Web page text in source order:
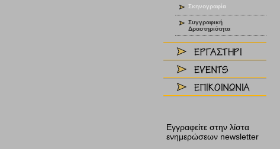
Σκηνογραφία
Συγγραφική
Δραστηριότητα
Εγγραφείτε στην λίστα
ενημερώσεων newsletter